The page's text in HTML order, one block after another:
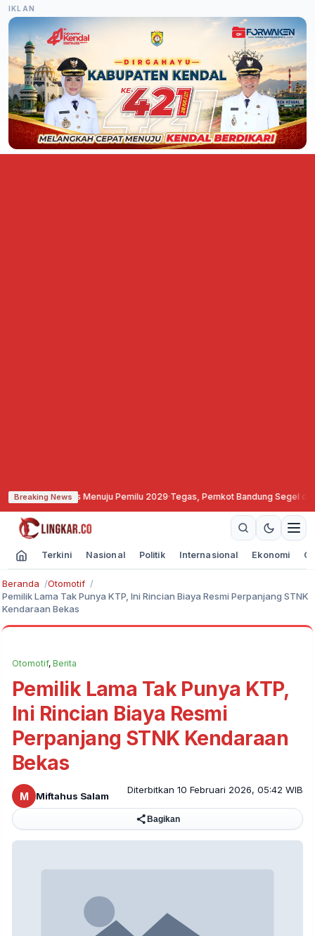
IKLAN
Breaking News
Menuju Pemilu 2029 ·Tegas, Pemkot Bandung Segel dan Bekukan
Terkini Nasional Politik Internasional Ekonomi
Beranda
Otomotif
Pemilik Lama Tak Punya KTP, Ini Rincian Biaya Resmi Perpanjang STNK
Kendaraan Bekas
Otomotif, Berita
Pemilik Lama Tak Punya KTP,
Ini Rincian Biaya Resmi
Perpanjang STNK Kendaraan
Bekas
M Miftahus Salam
Diterbitkan 10 Februari 2026, 05:42 WIB
Bagikan